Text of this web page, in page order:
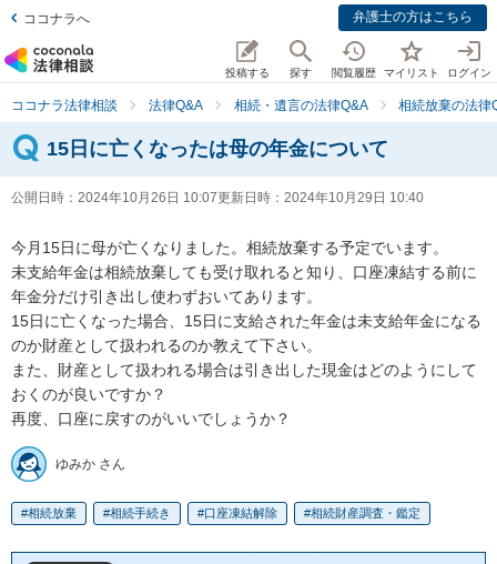
ココナラへ 弁護士の方はこちら
投稿する 探す 閲覧履歴 マイリスト ログイン
ココナラ法律相談 法律Q&A 相続・遺言の法律Q&A 相続放棄の法律
15日に亡くなったは母の年金について
公開日時： 2024年10月26日 10:07更新日時： 2024年10月29日 10:40
今月15日に母が亡くなりました。相続放棄する予定でいます。
未支給年金は相続放棄しても受け取れると知り、口座凍結する前に
年金分だけ引き出し使わずおいてあります。
15日に亡くなった場合、15日に支給された年金は未支給年金になる
のか財産として扱われるのか教えて下さい。
また、財産として扱われる場合は引き出した現金はどのようにして
おくのが良いですか？
再度、口座に戻すのがいいでしょうか？
ゆみか さん
相続放棄 相続手続き 口座凍結解除 相続財産調査・鑑定